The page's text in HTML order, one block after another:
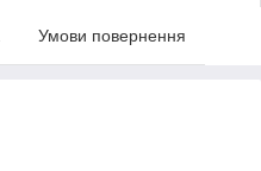
Умови повернення